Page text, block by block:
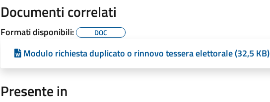
Documenti correlati
Formati disponibili: DOC
Modulo richiesta duplicato o rinnovo tessera elettorale (32,5 KB)
Presente in